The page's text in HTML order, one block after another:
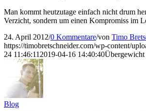
Man kommt heutzutage einfach nicht drum
Verzicht, sondern um einen Kompromiss im
24. April 2012/0 Kommentare/von Timo
https://timobretschneider.com/wp-content/
24 11:46:11 2019-04-16 14:40:40Übergewicht
Blog